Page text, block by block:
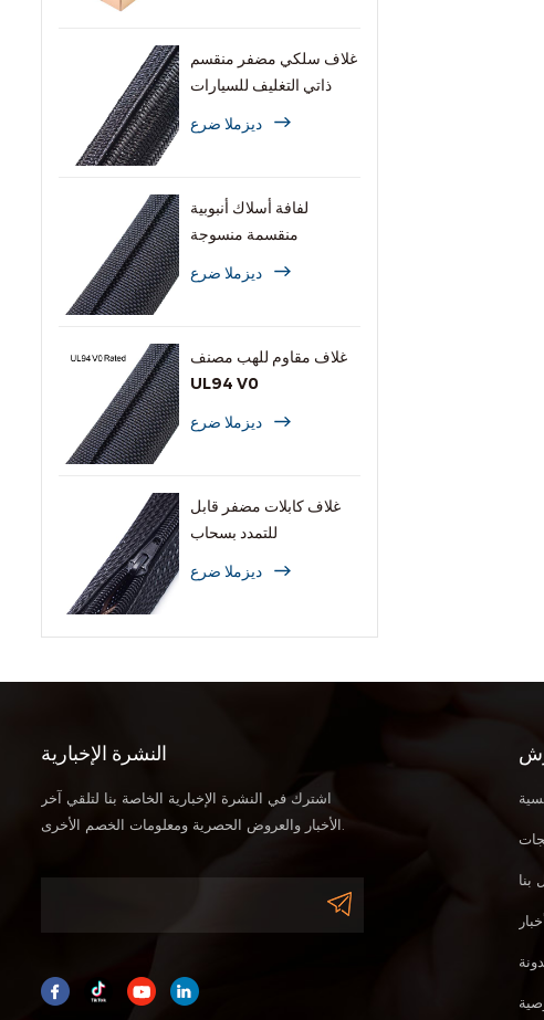
غلاف سلكي مضفر منقسم
ذاتي التغليف للسيارات
ديزملا ضرع
لفافة أسلاك أنبوبية
منقسمة منسوجة
ديزملا ضرع
غلاف مقاوم للهب مصنف
UL94 V0
ديزملا ضرع
غلاف كابلات مضفر قابل
للتمدد بسحاب
ديزملا ضرع
النشرة الإخبارية
اشترك في النشرة الإخبارية الخاصة بنا لتلقي آخر
بنا
أخبار